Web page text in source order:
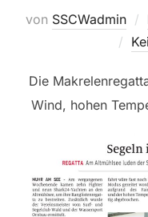
von SSCWadmin
Die
Wind, hohen